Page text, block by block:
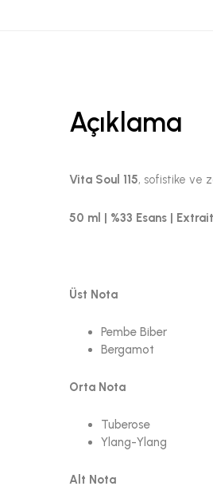
Açıklama
Vita Soul 115, sofistike ve
50 ml | %33 Esans |
Üst Nota
Pembe Biber
Bergamot
Orta Nota
Tuberose
Ylang-Ylang
Alt Nota